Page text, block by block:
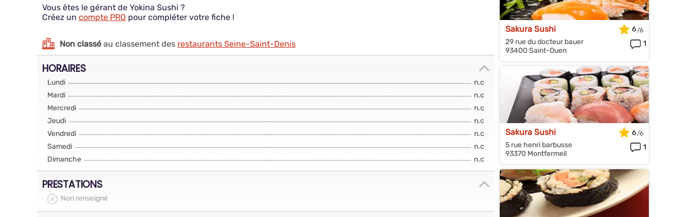
Vous êtes le gérant de Yokina Sushi ?
Créez un compte PRO pour compléter votre fiche !
Non classé au classement des restaurants Seine-Saint-Denis
HORAIRES
Lundi
n.c
Mardi
n.c
Mercredi
n.c
Jeudi
n.c
Vendredi
n.c
Samedi
n.c
Dimanche
n.c
PRESTATIONS
Non renseigné
Sakura Sushi
29 rue du docteur bauer
93400 Saint-Ouen
6
1
Sakura Sushi
5 rue henri barbusse
93370 Montfermeil
6
1